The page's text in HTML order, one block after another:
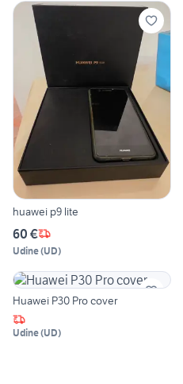
huawei p9 lite
60 €
Udine(UD)
Huawei P30 Pro cover
Udine(UD)